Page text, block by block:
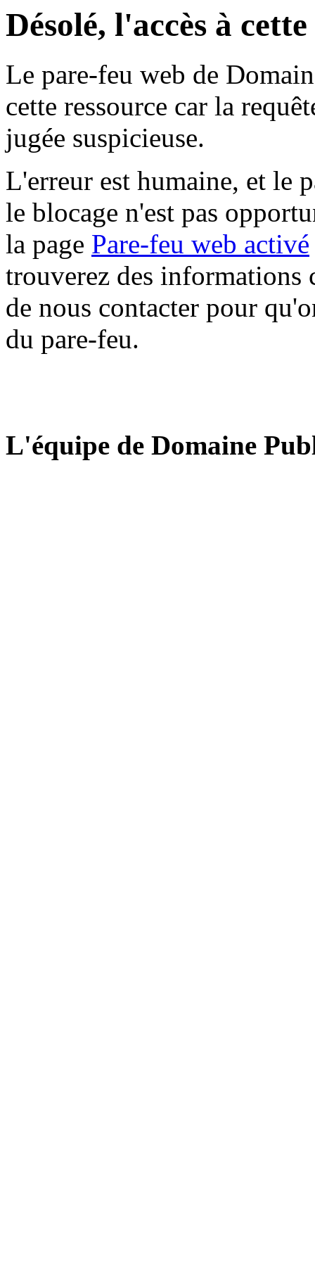
Désolé, l'accès à
Le pare-feu web de
cette ressource car la
jugée suspicieuse.
L'erreur est humaine, et le
le blocage n'est pas
la page Pare-feu web activé
trouverez des informations
de nous contacter pour
du pare-feu.
L'équipe de Domaine